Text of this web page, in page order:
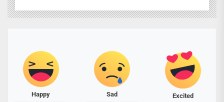
Happy Sad Excited